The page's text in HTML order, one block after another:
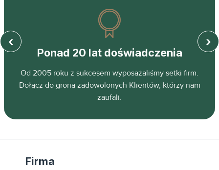
Ponad 20 lat doświadczenia
Od 2005 roku z sukcesem wyposażaliśmy setki firm.
Dołącz do grona zadowolonych Klientów, którzy nam
zaufali.
‹ ›
Firma